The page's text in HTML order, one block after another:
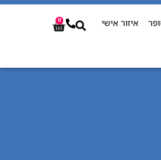
איזור אישי 0